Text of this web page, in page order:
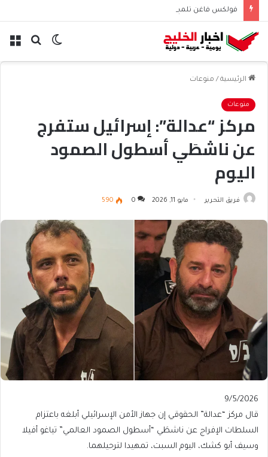
فولكس فاغن تلمح إلى تسريح 50 ألف موظف عالميًا
بحث الوضع
الرئيسية / منوعات
منوعات
مركز “عدالة”: إسرائيل ستفرج
عن ناشطَي أسطول الصمود
اليوم
فريق التحرير مايو 11, 2026 0
590
Published
On
9/5/2026
9/5/2026
قال مركز “عدالة” الحقوقي إن جهاز الأمن الإسرائيلي أبلغه باعتزام
السلطات الإفراج عن ناشطَي “أسطول الصمود العالمي” تياغو أفيلا
وسيف أبو كشك، اليوم السبت، تمهيدا لترحيلهما.